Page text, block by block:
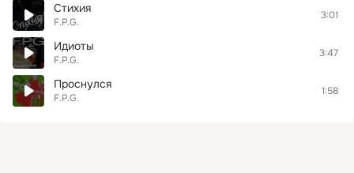
Стихия
F.P.G.
3:01
Идиоты
F.P.G.
3:47
Проснулся
F.P.G.
1:58